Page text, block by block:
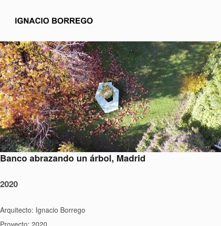
Banco abrazando un árbol, Madrid
2020
Arquitecto: Ignacio Borrego
Proyecto: 2020